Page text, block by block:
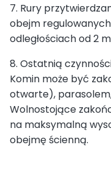
7. Rury
obejm
odległościach od 2
8. Ostatnią
Komin może być
otwarte),
Wolnostojące
na maksymalną
obejmę ścienną.